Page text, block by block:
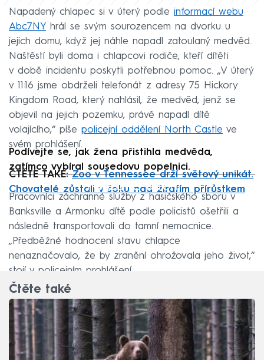
Napadený chlapec si v úterý podle informací webu
Abc7NY hrál se svým sourozencem na dvorku u
jejich domu, když jej náhle napadl zatoulaný medvěd.
Naštěstí byli doma i chlapcovi rodiče, kteří dítěti
v době incidentu poskytli potřebnou pomoc. „V úterý
v 11:16 jsme obdrželi telefonát z adresy 75 Hickory
Kingdom Road, který nahlásil, že medvěd, jenž se
objevil na jejich pozemku, právě napadl dítě
volajícího,“ píše policejní oddělení North Castle ve
svém prohlášení.
Podívejte se, jak žena přistihla medvěda,
zatímco vybíral sousedovu popelnici.
Failed to fetch
ČTĚTE TAKÉ:Zoo v Tennessee drží světový unikát.
Chovatelé zůstali v šoku nad žirafím přírůstkem
Pracovníci záchranné služby z hasičského sboru v
Banksville a Armonku dítě podle policistů ošetřili a
následně transportovali do tamní nemocnice.
„Předběžné hodnocení stavu chlapce
nenaznačovalo, že by zranění ohrožovala jeho život,“
stojí v policejním prohlášení.
Čtěte také